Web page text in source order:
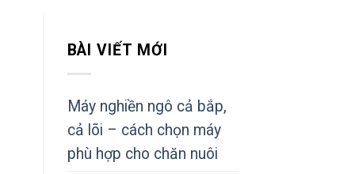
BÀI VIẾT MỚI
Máy nghiền ngô cả bắp,
cả lõi – cách chọn máy
phù hợp cho chăn nuôi